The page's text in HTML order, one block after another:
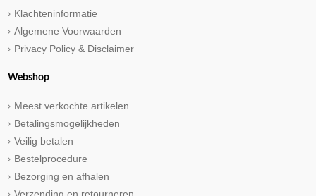
Klachteninformatie
Algemene Voorwaarden
Privacy Policy & Disclaimer
Webshop
Meest verkochte artikelen
Betalingsmogelijkheden
Veilig betalen
Bestelprocedure
Bezorging en afhalen